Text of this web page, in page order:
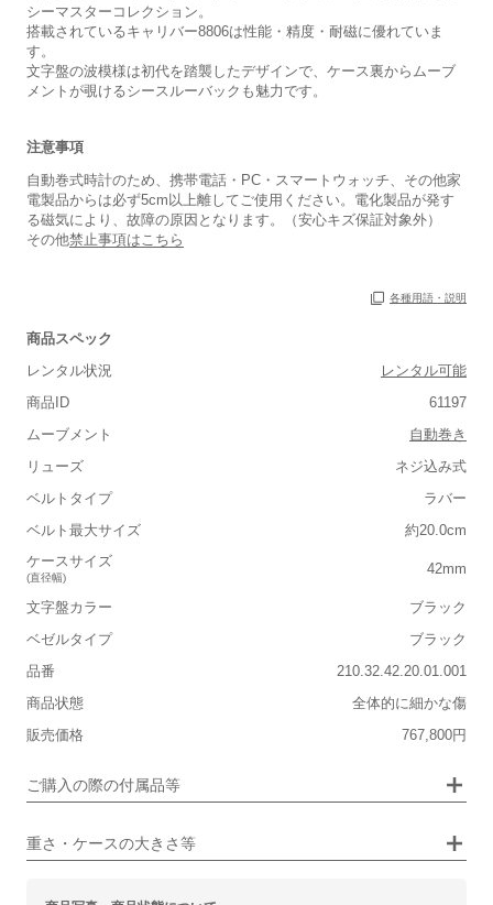
シーマスターコレクション。
搭載されているキャリバー8806は性能・精度・耐磁に優れていま
す。
文字盤の波模様は初代を踏襲したデザインで、ケース裏からムーブ
メントが覗けるシースルーバックも魅力です。
注意事項
自動巻式時計のため、携帯電話・PC・スマートウォッチ、その他家
電製品からは必ず5cm以上離してご使用ください。電化製品が発す
る磁気により、故障の原因となります。（安心キズ保証対象外）
その他禁止事項はこちら
各種用語・説明
商品スペック
レンタル状況
レンタル可能
商品ID
61197
ムーブメント
自動巻き
リューズ
ネジ込み式
ベルトタイプ
ラバー
ベルト最大サイズ
約20.0cm
ケースサイズ
(直径幅)
42mm
文字盤カラー
ブラック
ベゼルタイプ
ブラック
品番
210.32.42.20.01.001
商品状態
全体的に細かな傷
販売価格
767,800円
ご購入の際の付属品等
保証書
あり
重さ・ケースの大きさ等
■重さ(ベルト込み)
■ケースの大きさ
小さい 大きい
■装飾感
カジュアル ビジネス